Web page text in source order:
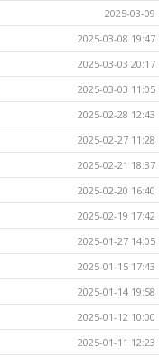
2025-03-09
2025-03-08 19:47
2025-03-03 20:17
2025-03-03 11:05
2025-02-28 12:43
2025-02-27 11:28
2025-02-21 18:37
2025-02-20 16:40
2025-02-19 17:42
2025-01-27 14:05
2025-01-15 17:43
2025-01-14 19:58
2025-01-12 10:00
2025-01-11 12:23